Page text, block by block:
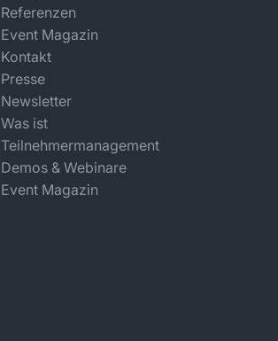
Referenzen
Event Magazin
Kontakt
Presse
Newsletter
Was ist
Teilnehmermanagement
Demos & Webinare
Event Magazin